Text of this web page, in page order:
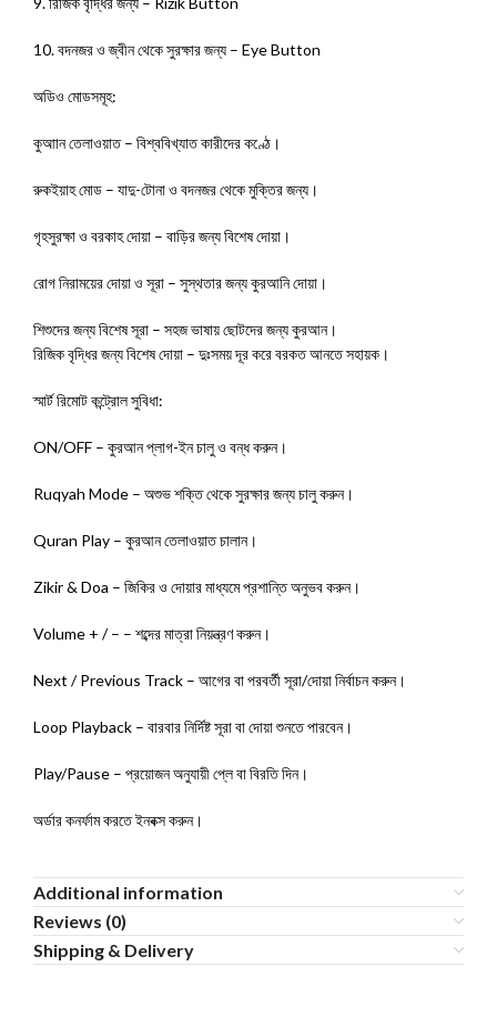
10. বদনজর ও জ্বীন থেকে সুরক্ষার জন্য – Eye Button
অডিও মোডসমূহ:
কুআান তেলাওয়াত – বিশ্ববিখ্যাত কারীদের কণ্ঠে।
রুকইয়াহ মোড – যাদু-টোনা ও বদনজর থেকে মুক্তির জন্য।
গৃহসুরক্ষা ও বরকাহ দোয়া – বাড়ির জন্য বিশেষ দোয়া।
রোগ নিরাময়ের দোয়া ও সূরা – সুস্থতার জন্য কুরআনি দোয়া।
শিশুদের জন্য বিশেষ সূরা – সহজ ভাষায় ছোটদের জন্য কুরআন।
রিজিক বৃদ্ধির জন্য বিশেষ দোয়া – দুঃসময় দূর করে বরকত আনতে সহায়ক।
স্মার্ট রিমোট কন্ট্রোল সুবিধা:
ON/OFF – কুরআন প্লাগ-ইন চালু ও বন্ধ করুন।
Ruqyah Mode – অশুভ শক্তি থেকে সুরক্ষার জন্য চালু করুন।
Quran Play – কুরআন তেলাওয়াত চালান।
Zikir & Doa – জিকির ও দোয়ার মাধ্যমে প্রশান্তি অনুভব করুন।
Volume + / – – শব্দের মাত্রা নিয়ন্ত্রণ করুন।
Next / Previous Track – আগের বা পরবর্তী সূরা/দোয়া নির্বাচন করুন।
Loop Playback – বারবার নির্দিষ্ট সূরা বা দোয়া শুনতে পারবেন।
Play/Pause – প্রয়োজন অনুযায়ী প্লে বা বিরতি দিন।
অর্ডার কনর্ফাম করতে ইনবক্স করুন।
Additional information
Reviews (0)
Shipping & Delivery